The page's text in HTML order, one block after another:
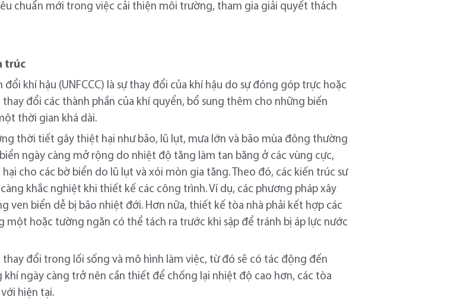
chuẩn mới trong việc cải thiện môi trường, tham gia giải quyết thách
trúc
khí hậu (UNFCCC) là sự thay đổi của khí hậu do sự đóng góp trực hoặc
đổi các thành phần của khí quyển, bổ sung thêm cho những biến
thời gian khá dài.
thời tiết gây thiệt hại như bão, lũ lụt, mưa lớn và bão mùa đông thường
ngày càng mở rộng do nhiệt độ tăng làm tan băng ở các vùng cực,
cho các bờ biển do lũ lụt và xói mòn gia tăng. Theo đó, các kiến trúc sư
khắc nghiệt khi thiết kế các công trình. Ví dụ, các phương pháp xây
ven biển dễ bị bão nhiệt đới. Hơn nữa, thiết kế tòa nhà phải kết hợp các
một hoặc tường ngăn có thể tách ra trước khi sập để tránh bị áp lực nước
thay đổi trong lối sống và mô hình làm việc, từ đó sẽ có tác động đến
khí ngày càng trở nên cần thiết để chống lại nhiệt độ cao hơn, các tòa
hiện tại.